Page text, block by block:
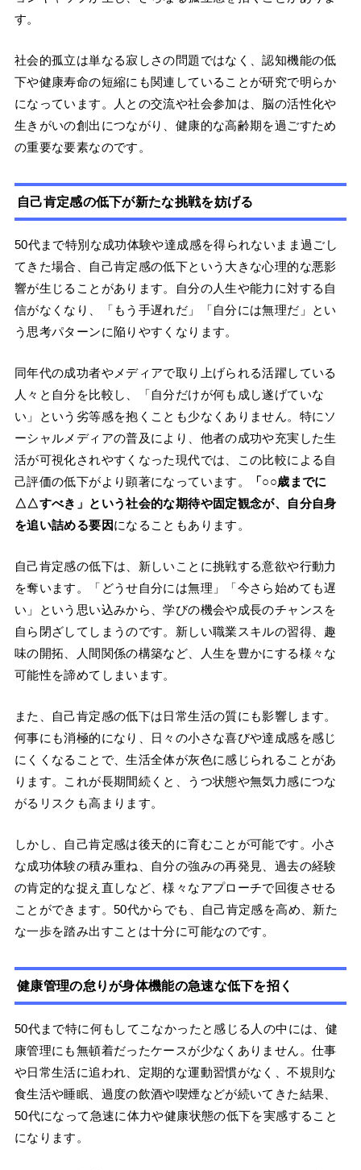
す。
社会的孤立は単なる寂しさの問題ではなく、認知機能の低
下や健康寿命の短縮にも関連していることが研究で明らか
になっています。人との交流や社会参加は、脳の活性化や
生きがいの創出につながり、健康的な高齢期を過ごすため
の重要な要素なのです。
自己肯定感の低下が新たな挑戦を妨げる
50代まで特別な成功体験や達成感を得られないまま過ごし
てきた場合、自己肯定感の低下という大きな心理的な悪影
響が生じることがあります。自分の人生や能力に対する自
信がなくなり、「もう手遅れだ」「自分には無理だ」とい
う思考パターンに陥りやすくなります。
同年代の成功者やメディアで取り上げられる活躍している
人々と自分を比較し、「自分だけが何も成し遂げていな
い」という劣等感を抱くことも少なくありません。特にソ
ーシャルメディアの普及により、他者の成功や充実した生
活が可視化されやすくなった現代では、この比較による自
己評価の低下がより顕著になっています。
「○○歳までに
△△すべき」という社会的な期待や固定観念が、自分自身
を追い詰める要因になることもあります。
自己肯定感の低下は、新しいことに挑戦する意欲や行動力
を奪います。「どうせ自分には無理」「今さら始めても遅
い」という思い込みから、学びの機会や成長のチャンスを
自ら閉ざしてしまうのです。新しい職業スキルの習得、趣
味の開拓、人間関係の構築など、人生を豊かにする様々な
可能性を諦めてしまいます。
また、自己肯定感の低下は日常生活の質にも影響します。
何事にも消極的になり、日々の小さな喜びや達成感を感じ
にくくなることで、生活全体が灰色に感じられることがあ
ります。これが長期間続くと、うつ状態や無気力感につな
がるリスクも高まります。
しかし、自己肯定感は後天的に育むことが可能です。小さ
な成功体験の積み重ね、自分の強みの再発見、過去の経験
の肯定的な捉え直しなど、様々なアプローチで回復させる
ことができます。50代からでも、自己肯定感を高め、新た
な一歩を踏み出すことは十分に可能なのです。
健康管理の怠りが身体機能の急速な低下を招く
50代まで特に何もしてこなかったと感じる人の中には、健
康管理にも無頓着だったケースが少なくありません。仕事
や日常生活に追われ、定期的な運動習慣がなく、不規則な
食生活や睡眠、過度の飲酒や喫煙などが続いてきた結果、
50代になって急速に体力や健康状態の低下を実感すること
になります。